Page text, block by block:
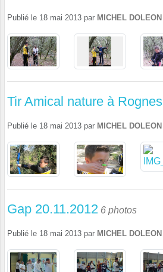
Publié le 18 mai 2013 par MICHEL DOLEON
Tir Amical nature à Rognes
Publié le 18 mai 2013 par MICHEL DOLEON
Gap 20.11.2012 6 photos
Publié le 18 mai 2013 par MICHEL DOLEON